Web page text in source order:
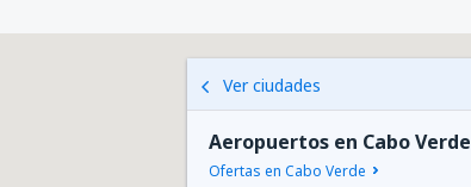
Ver ciudades
Aeropuertos en Cabo Verde
Ofertas en Cabo Verde